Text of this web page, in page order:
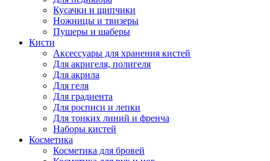
Кусачки и щипчики
Ножницы и твизеры
Пушеры и шаберы
Кисти
Аксессуары для хранения кистей
Для акригеля, полигеля
Для акрила
Для геля
Для градиента
Для росписи и лепки
Для тонких линий и френча
Наборы кистей
Косметика
Косметика для бровей